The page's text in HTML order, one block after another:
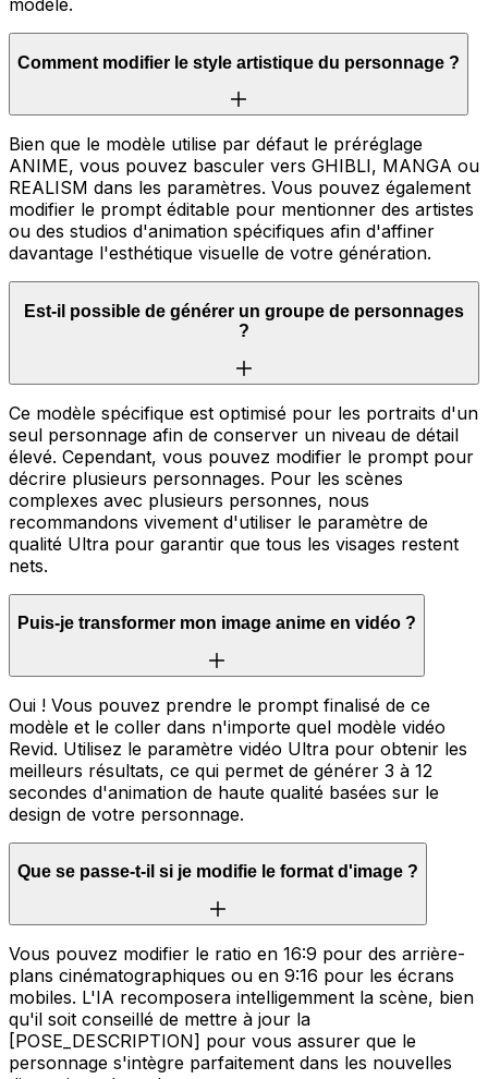
modèle.
Comment modifier le style artistique du personnage ?
Bien que le modèle utilise par défaut le préréglage
ANIME, vous pouvez basculer vers GHIBLI, MANGA ou
REALISM dans les paramètres. Vous pouvez également
modifier le prompt éditable pour mentionner des artistes
ou des studios d'animation spécifiques afin d'affiner
davantage l'esthétique visuelle de votre génération.
Est-il possible de générer un groupe de personnages
?
Ce modèle spécifique est optimisé pour les portraits d'un
seul personnage afin de conserver un niveau de détail
élevé. Cependant, vous pouvez modifier le prompt pour
décrire plusieurs personnages. Pour les scènes
complexes avec plusieurs personnes, nous
recommandons vivement d'utiliser le paramètre de
qualité Ultra pour garantir que tous les visages restent
nets.
Puis-je transformer mon image anime en vidéo ?
Oui ! Vous pouvez prendre le prompt finalisé de ce
modèle et le coller dans n'importe quel modèle vidéo
Revid. Utilisez le paramètre vidéo Ultra pour obtenir les
meilleurs résultats, ce qui permet de générer 3 à 12
secondes d'animation de haute qualité basées sur le
design de votre personnage.
Que se passe-t-il si je modifie le format d'image ?
Vous pouvez modifier le ratio en 16:9 pour des arrière-
plans cinématographiques ou en 9:16 pour les écrans
mobiles. L'IA recomposera intelligemment la scène, bien
qu'il soit conseillé de mettre à jour la
[POSE_DESCRIPTION] pour vous assurer que le
personnage s'intègre parfaitement dans les nouvelles